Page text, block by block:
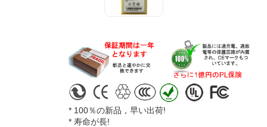
* 100％の新品，早い出荷!
* 寿命が長!